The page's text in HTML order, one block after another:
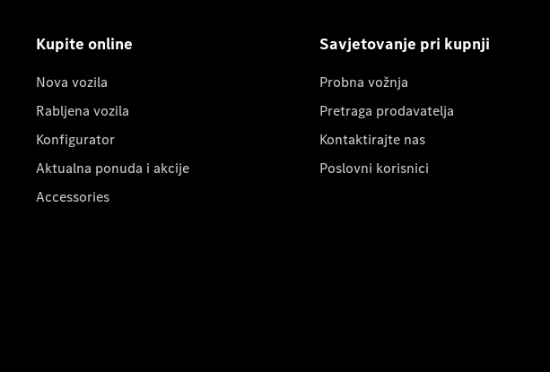
Kupite online
Nova vozila
Rabljena vozila
Konfigurator
Aktualna ponuda i akcije
Accessories
Savjetovanje pri kupnji
Probna vožnja
Pretraga prodavatelja
Kontaktirajte nas
Poslovni korisnici